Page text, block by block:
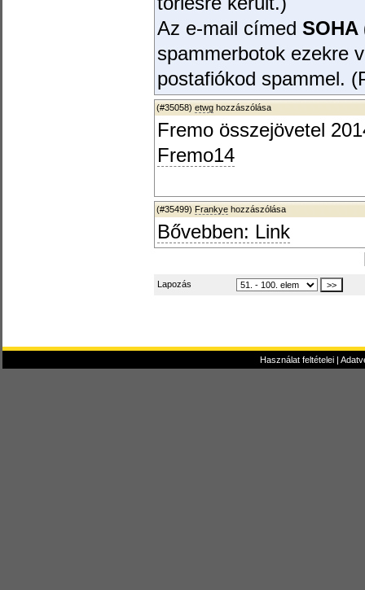
Az e-mail címed SOHA
spammerbotok ezekre
postafiókod spammel.
(#35058) etwg hozzászólása
Fremo összejövetel
Fremo14
(#35499) Frankye hozzászólása
Bővebben: Link
Lapozás
Használat feltételei|